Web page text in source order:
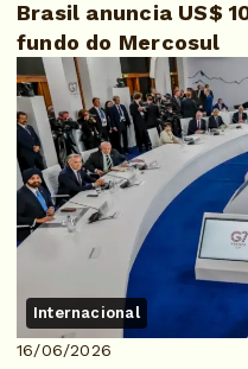
Brasil anuncia US$
fundo do Mercosul
Internacional
16/06/2026